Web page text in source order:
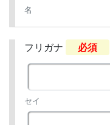
名
フリガナ 必須
セイ